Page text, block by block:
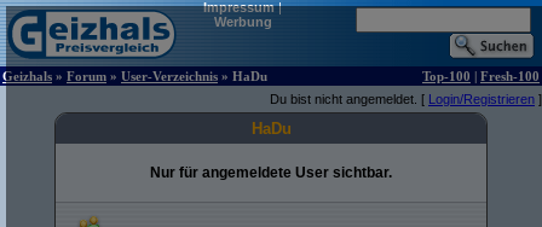
Impressum|
Werbung
Geizhals » Forum » User-Verzeichnis » HaDu Top-100 | Fresh-100
Du bist nicht angemeldet. [ Login/Registrieren ]
HaDu
Nur für angemeldete User sichtbar.